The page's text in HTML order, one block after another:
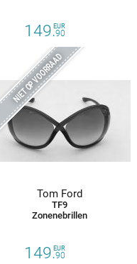
149.90
EUR
NIET OP VOORRAAD
Tom Ford
TF9
Zonenebrillen
149.90
EUR